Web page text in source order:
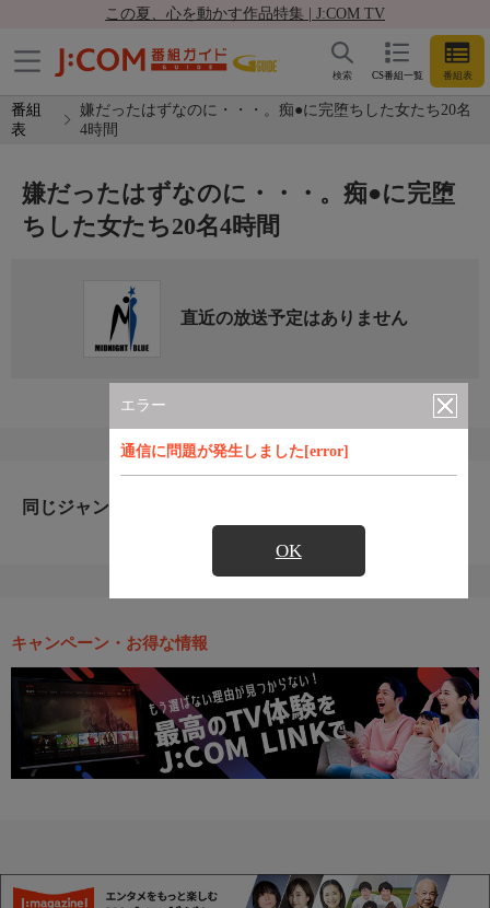
この夏、心を動かす作品特集 | J:COM TV
CS番組一覧 番組表
検索
番組
表
嫌だったはずなのに・・・。痴●に完堕ちした女たち20名
4時間
エラー
通信に問題が発生しました[error]
OK
嫌だったはずなのに・・・。痴●に完堕
ちした女たち20名4時間
直近の放送予定はありません
同じジャンルのおすすめ番組
キャンペーン・お得な情報